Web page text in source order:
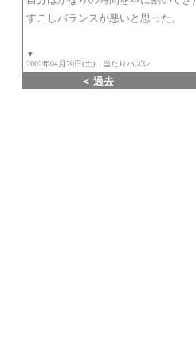
すこしバランスが悪いと思った。
▼
2002年04月20日(土) 当たりハズレ
＜ 過去